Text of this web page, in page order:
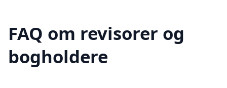
FAQ om revisorer og
bogholdere